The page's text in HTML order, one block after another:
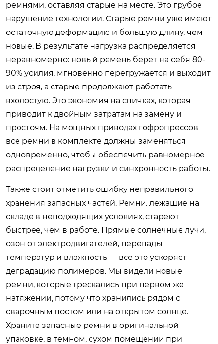
ремнями, оставляя старые на месте. Это грубое
нарушение технологии. Старые ремни уже имеют
остаточную деформацию и большую длину, чем
новые. В результате нагрузка распределяется
неравномерно: новый ремень берет на себя 80-
90% усилия, мгновенно перегружается и выходит
из строя, а старые продолжают работать
вхолостую. Это экономия на спичках, которая
приводит к двойным затратам на замену и
простоям. На мощных приводах гофропрессов
все ремни в комплекте должны заменяться
одновременно, чтобы обеспечить равномерное
распределение нагрузки и синхронность работы.
Также стоит отметить ошибку неправильного
хранения запасных частей. Ремни, лежащие на
складе в неподходящих условиях, стареют
быстрее, чем в работе. Прямые солнечные лучи,
озон от электродвигателей, перепады
температур и влажность — все это ускоряет
деградацию полимеров. Мы видели новые
ремни, которые трескались при первом же
натяжении, потому что хранились рядом с
сварочным постом или на открытом солнце.
Храните запасные ремни в оригинальной
упаковке, в темном, сухом помещении при